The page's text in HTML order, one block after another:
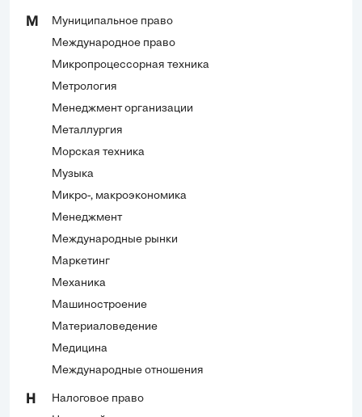
М
Муниципальное право
Международное право
Микропроцессорная техника
Метрология
Менеджмент организации
Металлургия
Морская техника
Музыка
Микро-, макроэкономика
Менеджмент
Международные рынки
Маркетинг
Механика
Машиностроение
Материаловедение
Медицина
Международные отношения
Н
Налоговое право